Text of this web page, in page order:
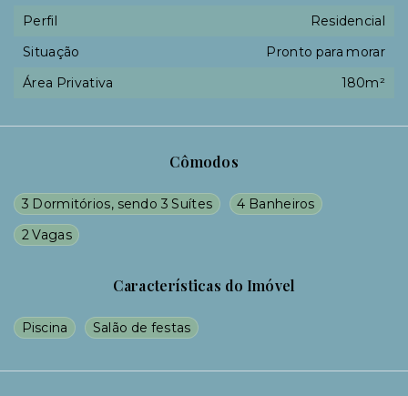
Cômodos
3 Dormitórios, sendo 3 Suítes
4 Banheiros
2 Vagas
Características do Imóvel
Piscina Salão de festas
Perfil
Residencial
Situação
Pronto para morar
Área Privativa
180m²